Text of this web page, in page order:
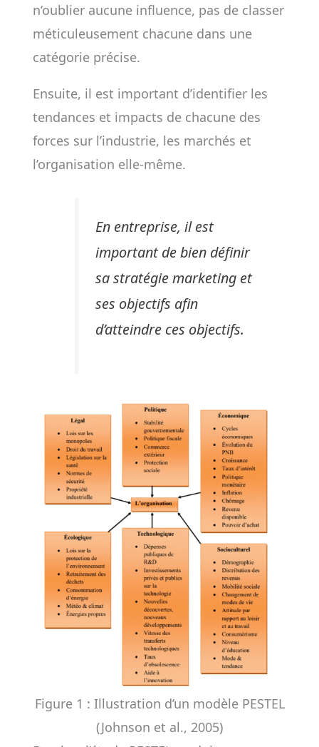
n’oublier aucune influence, pas de classer
méticuleusement chacune dans une
catégorie précise.
Ensuite, il est important d’identifier les
tendances et impacts de chacune des
forces sur l’industrie, les marchés et
l’organisation elle-même.
En entreprise, il est
important de bien définir
sa stratégie marketing et
ses objectifs afin
d’atteindre ces objectifs.
Figure 1 : Illustration d’un modèle PESTEL
(Johnson et al., 2005)